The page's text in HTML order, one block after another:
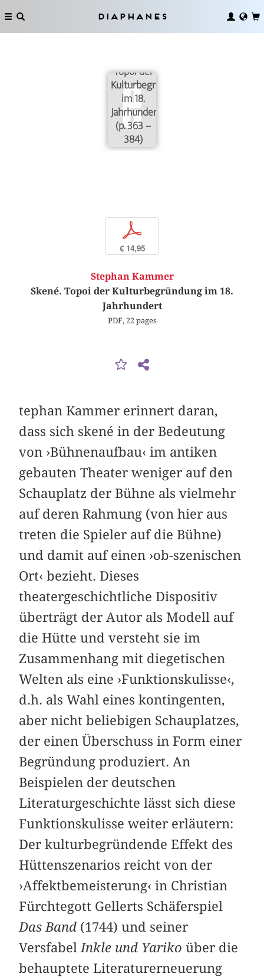
Diaphanes
Topoi der
Kulturbegründung
im 18.
Jahrhundert
(p. 363 –
384)
p
€ 14,95
Stephan Kammer
Skené. Topoi der Kulturbegründung im 18.
Jahrhundert
PDF, 22 pages
tephan Kammer erinnert daran,
dass sich skené in der Bedeutung
von ›Bühnenaufbau‹ im antiken
gebauten Theater weniger auf den
Schauplatz der Bühne als vielmehr
auf deren Rahmung (von hier aus
treten die Spieler auf die Bühne)
und damit auf einen ›ob-szenischen
Ort‹ bezieht. Dieses
theatergeschichtliche Dispositiv
überträgt der Autor als Modell auf
die Hütte und versteht sie im
Zusammenhang mit diegetischen
Welten als eine ›Funktionskulisse‹,
d.h. als Wahl eines kontingenten,
aber nicht beliebigen Schauplatzes,
der einen Überschuss in Form einer
Begründung produziert. An
Beispielen der deutschen
Literaturgeschichte lässt sich diese
Funktionskulisse weiter erläutern:
Der kulturbegründende Effekt des
Hüttenszenarios reicht von der
›Affektbemeisterung‹ in Christian
Fürchtegott Gellerts Schäferspiel
Das Band (1744) und seiner
Versfabel Inkle und Yariko über die
behauptete Literaturerneuerung